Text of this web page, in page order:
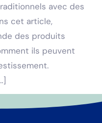
avec des
cet article,
des produits
ils peuvent